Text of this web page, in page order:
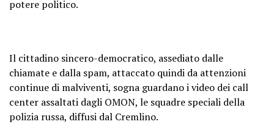
potere politico.
Il cittadino sincero-democratico, assediato dalle
chiamate e dalla spam, attaccato quindi da attenzioni
continue di malviventi, sogna guardano i video dei call
center assaltati dagli OMON, le squadre speciali della
polizia russa, diffusi dal Cremlino.